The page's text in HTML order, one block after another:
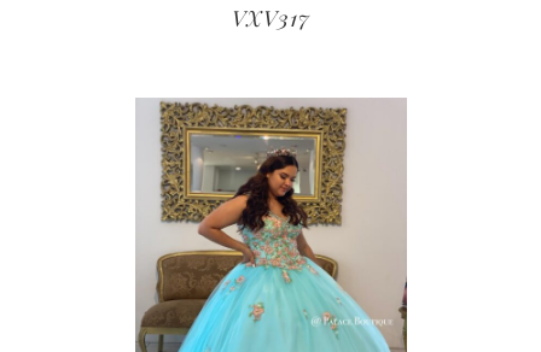
VXV317